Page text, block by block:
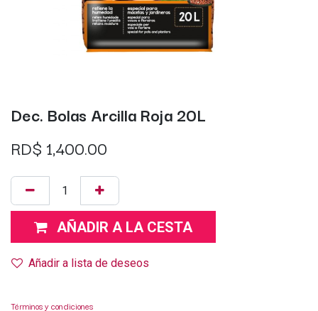
Dec. Bolas Arcilla Roja 20L
RD$ 1,400.00
AÑADIR A LA CESTA
Añadir a lista de deseos
Términos y condiciones